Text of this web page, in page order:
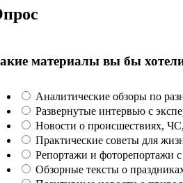
материалы вы бы
Аналитические обзоры по
Развернутые интервью с
Новости о происшествиях,
Практические советы для
Репортажи и фоторепортажи
Обзорные тексты о